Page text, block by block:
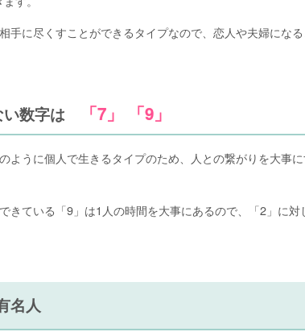
手に尽くすことができるタイプなので、恋人や夫婦にな
い数字は 「7」 「9」
ように個人で生きるタイプのため、人との繋がりを大事
きている「9」は1人の時間を大事にあるので、「2」に
名人